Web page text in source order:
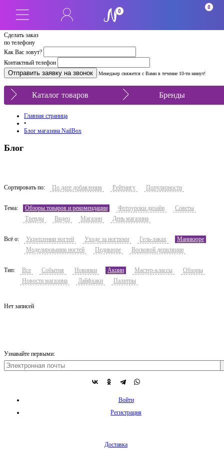
Сделать заказ
по телефону
Как Вас зовут?
Контактный телефон
Менеджер свяжется с Вами в течение 10-ти минут!
0
0
Каталог товаров Бренды
Главная страница
•
Блог магазина NailBox
Блог
Сортировать по: По дате добавления Рейтингу Популярности
Тема: Обзоры товаров и рекомендации Фотоуроки дизайн
Советы
Тренды
Видео Магазин День магазина
Всё о: Укреплении ногтей Уходе за ногтями Гель-лаках
Маникюре
Моделировании ногтей
Педикюре Восковой депиляции
Тип: Все События Новинки Акции Мастер-классы
Обзоры
Новости магазина
Лайфхаки Палитры
Нет записей
Узнавайте первыми:
Войти
Регистрация
Доставка